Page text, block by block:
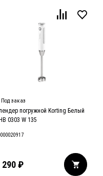
Под заказ
погружной Korting Белый
0303 W 135
290 ₽